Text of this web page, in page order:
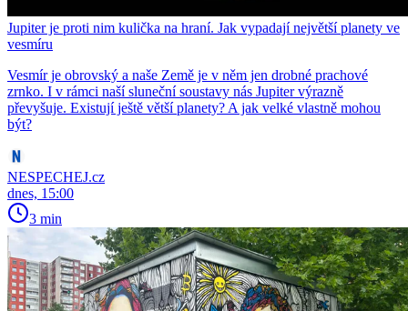
Jupiter je proti nim kulička na hraní. Jak vypadají největší planety ve
vesmíru
Vesmír je obrovský a naše Země je v něm jen drobné prachové
zrnko. I v rámci naší sluneční soustavy nás Jupiter výrazně
převyšuje. Existují ještě větší planety? A jak velké vlastně mohou
být?
NESPECHEJ.cz
dnes, 15:00
3 min